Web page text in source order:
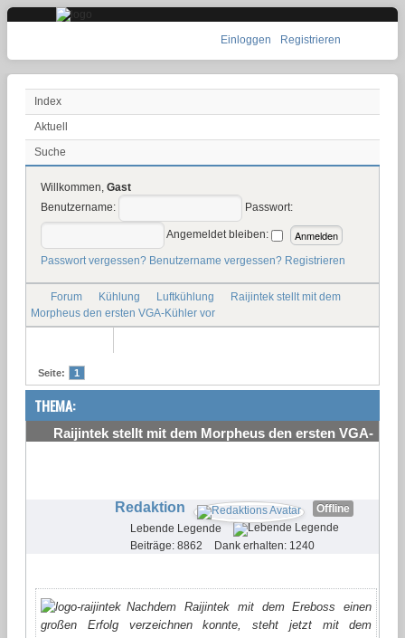
Einloggen Registrieren
Index
Aktuell
Suche
Willkommen, Gast
Benutzername:
Passwort:
Angemeldet bleiben:
Passwort vergessen? Benutzername vergessen? Registrieren
Forum Kühlung Luftkühlung
Raijintek stellt mit dem
Morpheus den ersten VGA-Kühler vor
Seite: 1
THEMA:
Raijintek stellt mit dem Morpheus den ersten VGA-
Redaktion
Offline
Lebende Legende
Beiträge: 8862
Dank erhalten: 1240
Nachdem Raijintek mit dem Ereboss einen
großen Erfolg verzeichnen konnte, steht jetzt mit dem